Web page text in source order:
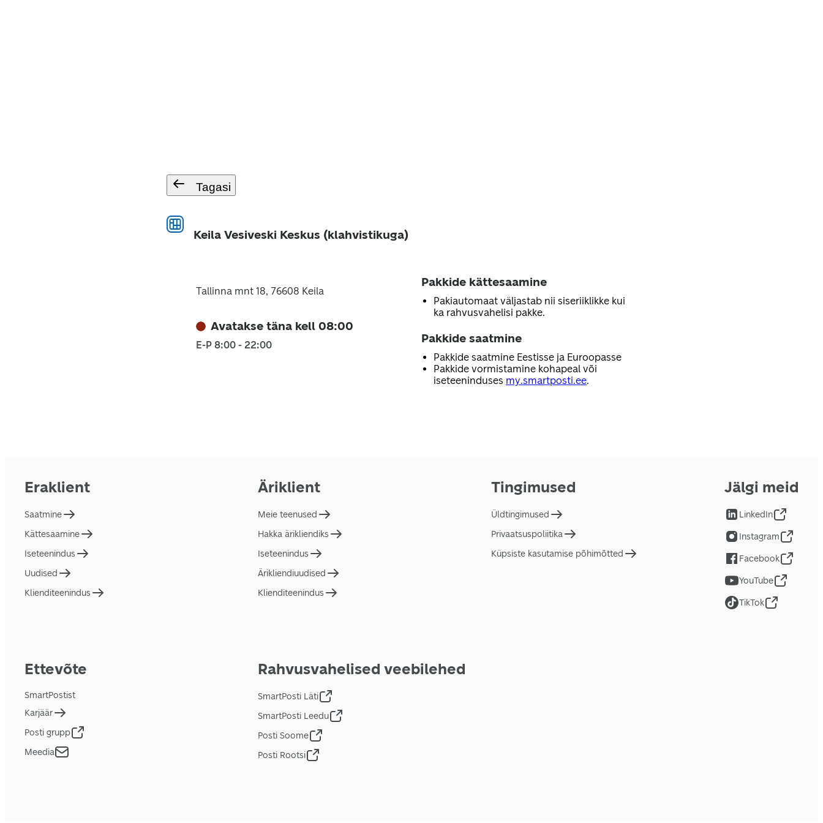
Tagasi
Keila Vesiveski Keskus (klahvistikuga)
Tallinna mnt 18, 76608 Keila
Avatakse täna kell 08:00
E-P 8:00 - 22:00
Pakkide kättesaamine
Pakiautomaat väljastab nii siseriiklikke kui
ka rahvusvahelisi pakke.
Pakkide saatmine
Pakkide saatmine Eestisse ja Euroopasse
Pakkide vormistamine kohapeal või
iseteeninduses my.smartposti.ee.
Eraklient
Saatmine
Kättesaamine
Iseteenindus
Uudised
Klienditeenindus
Äriklient
Meie teenused
Hakka ärikliendiks
Iseteenindus
Ärikliendiuudised
Klienditeenindus
Tingimused
Üldtingimused
Privaatsuspoliitika
Küpsiste kasutamise põhimõtted
Ettevõte
SmartPostist
Karjäär
Posti grupp
Meedia
Rahvusvahelised veebilehed
SmartPosti Läti
SmartPosti Leedu
Posti Soome
Posti Rootsi
Jälgi meid
LinkedIn
Instagram
Facebook
YouTube
TikTok